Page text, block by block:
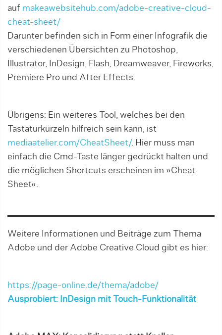
auf makeawebsitehub.com/adobe-creative-cloud-
cheat-sheet/
Darunter befinden sich in Form einer Infografik die
verschiedenen Übersichten zu Photoshop,
Illustrator, InDesign, Flash, Dreamweaver, Fireworks,
Premiere Pro und After Effects.
Übrigens: Ein weiteres Tool, welches bei den
Tastaturkürzeln hilfreich sein kann, ist
mediaatelier.com/CheatSheet/. Hier muss man
einfach die Cmd-Taste länger gedrückt halten und
die möglichen Shortcuts erscheinen im »Cheat
Sheet«.
Weitere Informationen und Beiträge zum Thema
Adobe und der Adobe Creative Cloud gibt es hier:
https://page-online.de/thema/adobe/
Ausprobiert: InDesign mit Touch-Funktionalität